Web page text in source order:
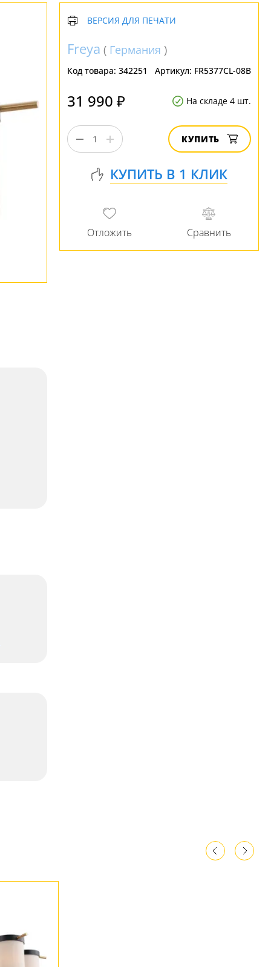
ВЕРСИЯ ДЛЯ ПЕЧАТИ
Freya ( Германия )
Код товара: 342251 Артикул: FR5377CL-08B
31 990 ₽ На складе 4 шт.
КУПИТЬ